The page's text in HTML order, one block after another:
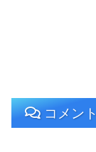
コメント